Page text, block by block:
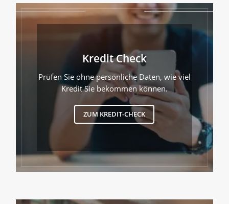
Kredit Check
Prüfen Sie ohne persönliche Daten, wie viel
Kredit Sie bekommen können.
ZUM KREDIT-CHECK